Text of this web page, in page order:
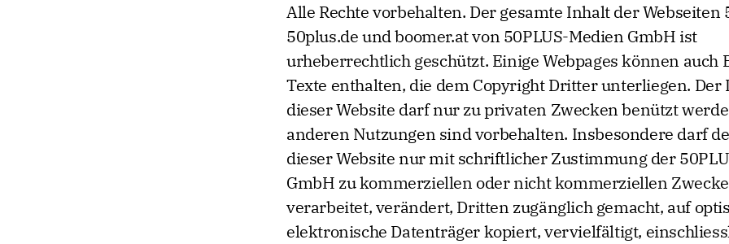
Alle Rechte vorbehalten. Der gesamte Inhalt der Webseiten
50plus.de und boomer.at von 50PLUS-Medien GmbH ist
urheberrechtlich geschützt. Einige Webpages können auch
Texte enthalten, die dem Copyright Dritter unterliegen. Der
dieser Website darf nur zu privaten Zwecken benützt
anderen Nutzungen sind vorbehalten. Insbesondere darf
dieser Website nur mit schriftlicher Zustimmung der
GmbH zu kommerziellen oder nicht kommerziellen
verarbeitet, verändert, Dritten zugänglich gemacht, auf
elektronische Datenträger kopiert, vervielfältigt,